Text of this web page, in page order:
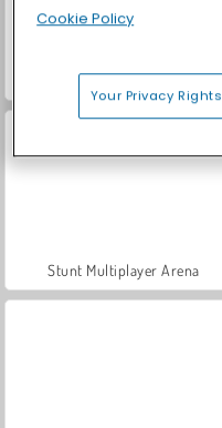
Traffic Tour
Stunt Multiplayer Arena
Cookie Policy
Your Privacy Rights